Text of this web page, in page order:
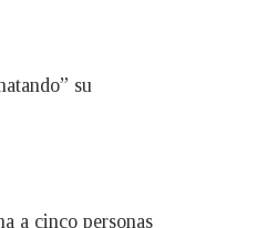
su
a cinco personas